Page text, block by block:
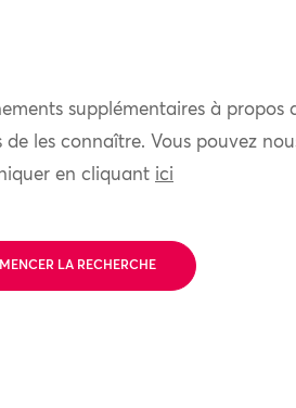
supplémentaires à propos
les connaître. Vous pouvez
en cliquant ici
LA RECHERCHE